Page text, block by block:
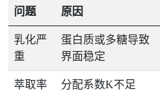
问题 原因
乳化严
重
蛋白质或多糖导致
界面稳定
萃取率
分配系数K不足